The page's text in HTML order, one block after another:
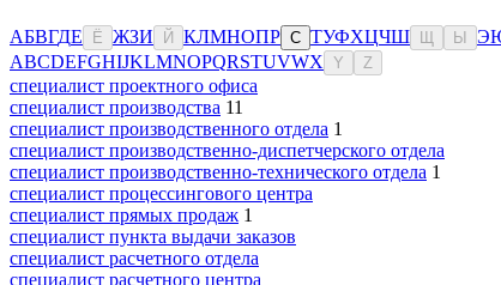
АБВГДЕ Ё ЖЗИ Й КЛМНОПР С ТУФХЦЧШ Ы Э
ABCDEFGHIJKLMNOPQRSTUVWX Y Z
специалист проектного офиса
специалист производства 11
специалист производственного отдела 1
специалист производственно-диспетчерского отдела
специалист производственно-технического отдела 1
специалист процессингового центра
специалист прямых продаж 1
специалист пункта выдачи заказов
специалист расчетного отдела
специалист расчетного центра